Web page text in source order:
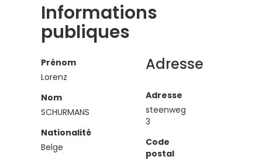
Informations
publiques
Prénom
Lorenz
Nom
SCHURMANS
Nationalité
Belge
Adresse
Adresse
steenweg
3
Code
postal